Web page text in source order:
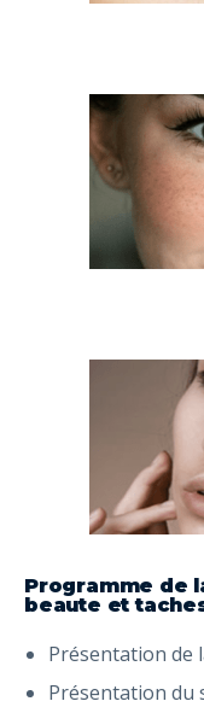
Programme de
beaute et
Présentation de
Présentation du